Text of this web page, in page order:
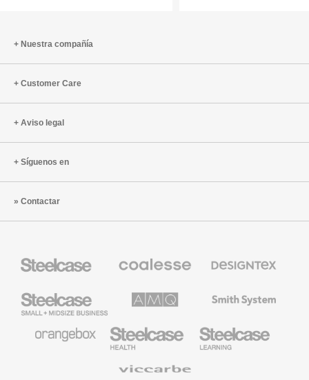
Nuestra compañía
Customer Care
Aviso legal
Síguenos en
Contactar
Steelcase
Premium
Small
Business
Solutions
para
Industria
de
para
Educación